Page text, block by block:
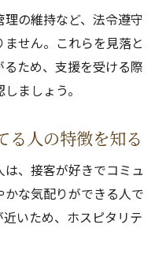
の維持など、法令遵守
せん。これらを見落と
ため、支援を受ける際
ましょう。
る人の特徴を知る
、接客が好きでコミュ
な気配りができる人で
いため、ホスピタリテ